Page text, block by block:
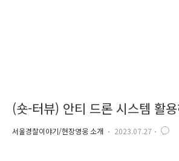
(숏-터뷰) 안티 드론 시스템 활
론 발견 및 조종자 검거
서울경찰이야기/현장영웅 소개 2023.07.27